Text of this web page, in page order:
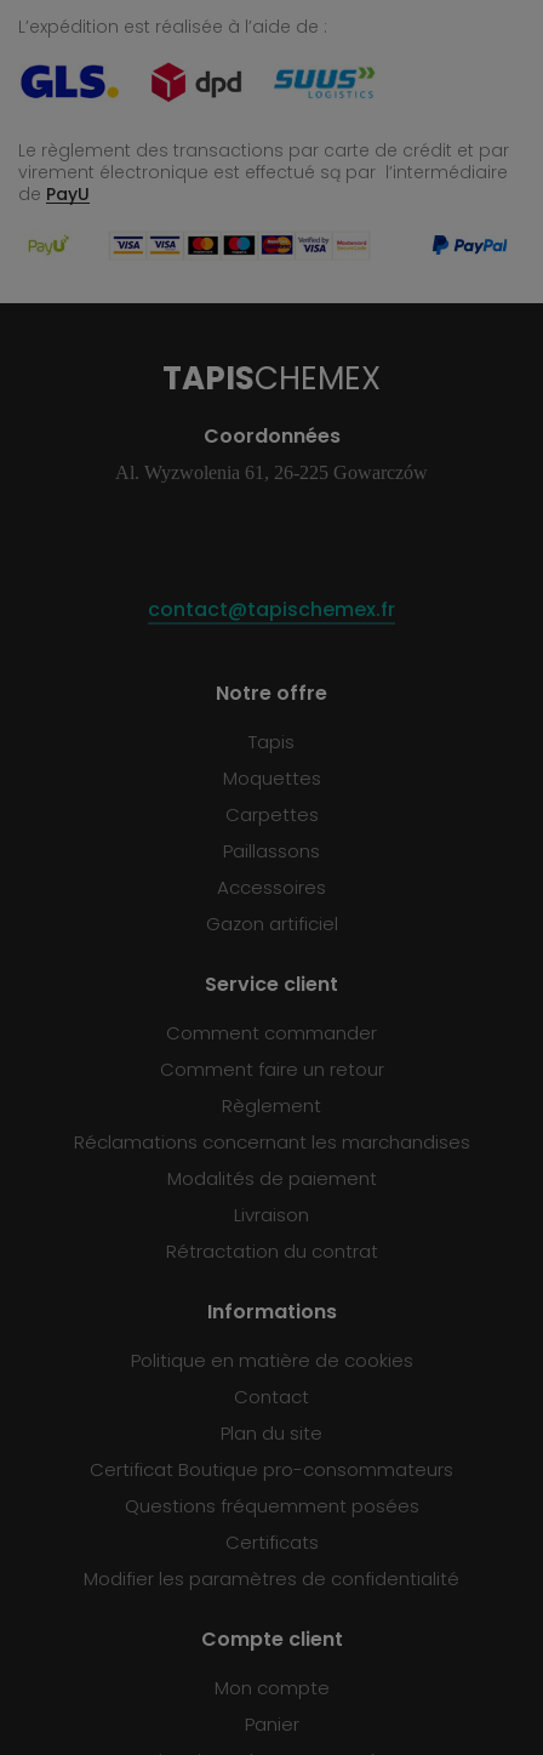
L’expédition est réalisée à l’aide de :
Le règlement des transactions par carte de crédit et par
virement électronique est effectué są par l’intermédiaire
de PayU
TAPISCHEMEX
Coordonnées
Al. Wyzwolenia 61, 26-225 Gowarczów
contact@tapischemex.fr
Notre offre
Tapis
Moquettes
Carpettes
Paillassons
Accessoires
Gazon artificiel
Service client
Comment commander
Comment faire un retour
Règlement
Réclamations concernant les marchandises
Modalités de paiement
Livraison
Rétractation du contrat
Informations
Politique en matière de cookies
Contact
Plan du site
Certificat Boutique pro-consommateurs
Questions fréquemment posées
Certificats
Modifier les paramètres de confidentialité
Compte client
Mon compte
Panier